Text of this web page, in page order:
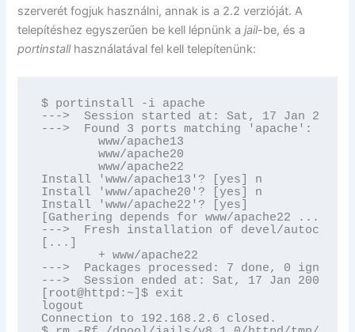
szerverét fogjuk használni, annak is a 2.2 verzióját. A
telepítéshez egyszerűen be kell lépnünk ajail-be, és a
portinstallhasználatával fel kell telepítenünk:
$ portinstall -i apache
--->  Session started at: Sat, 17 Jan 2009
--->  Found 3 ports matching 'apache':
        www/apache13
        www/apache20
        www/apache22
Install 'www/apache13'? [yes] n
Install 'www/apache20'? [yes] n
Install 'www/apache22'? [yes]
[Gathering depends for www/apache22
--->  Fresh installation of devel/autoconf-
[...]
        + www/apache22
--->  Packages processed: 7 done, 0
--->  Session ended at: Sat, 17 Jan 2009
[root@httpd:~]$ exit
logout
Connection to 192.168.2.6 closed.